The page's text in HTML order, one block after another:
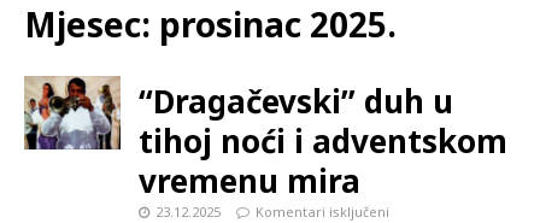
Mjesec: prosinac 2025.
“Dragačevski” duh u
tihoj noći i adventskom
vremenu mira
23.12.2025 Komentari isključeni